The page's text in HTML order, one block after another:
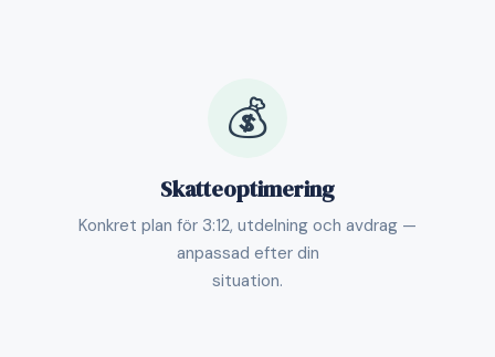
💰
Skatteoptimering
Konkret plan för 3:12, utdelning och avdrag —
anpassad efter din
situation.